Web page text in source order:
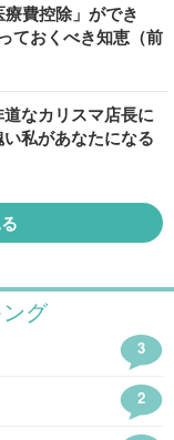
費控除」ができ
ておくべき知恵（前
なカリスマ店長に
私があなたになる